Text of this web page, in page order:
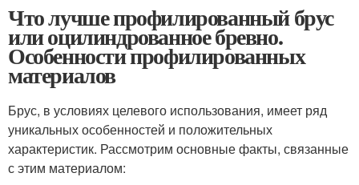
Что лучше профилированный брус
или оцилиндрованное бревно.
Особенности профилированных
материалов
Брус, в условиях целевого использования, имеет ряд
уникальных особенностей и положительных
характеристик. Рассмотрим основные факты, связанные
с этим материалом: